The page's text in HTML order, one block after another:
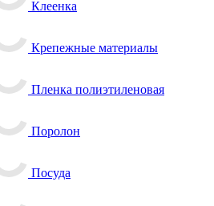
Клеенка
Крепежные материалы
Пленка полиэтиленовая
Поролон
Посуда